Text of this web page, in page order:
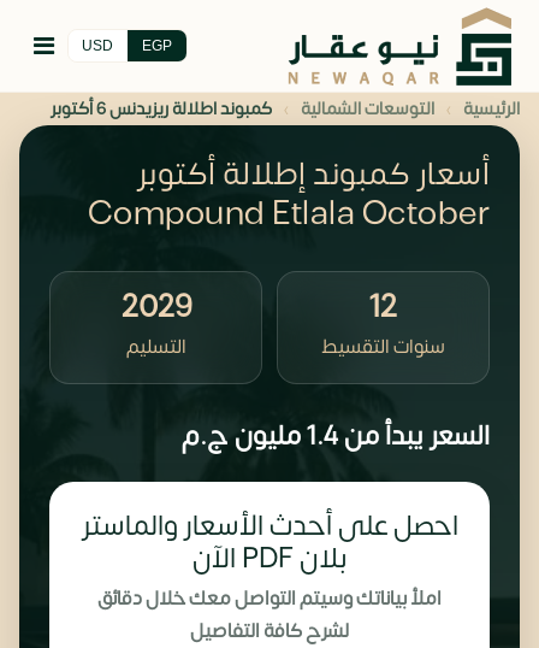
EGP
USD
الرئيسية › التوسعات الشمالية › كمبوند اطلالة ريزيدنس 6 أكتوبر
أسعار كمبوند إطلالة أكتوبر
Compound Etlala October
12
سنوات التقسيط
2029
التسليم
السعر يبدأ من1.4 مليون ج.م
احصل على أحدث الأسعار والماستر
بلان PDF الآن
املأ بياناتك وسيتم التواصل معك خلال دقائق
لشرح كافة التفاصيل